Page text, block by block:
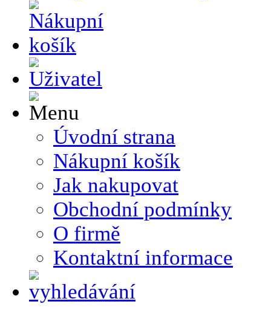
Úvodní strana
Nákupní košík
Jak nakupovat
Obchodní podmínky
O firmě
Kontaktní informace